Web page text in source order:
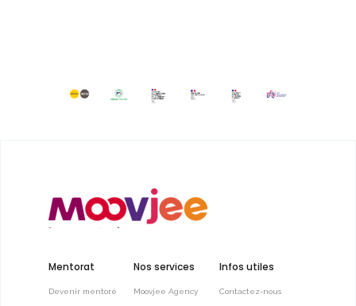
Mentorat
Devenir mentoré
Nos services
Moovjee Agency
Infos utiles
Contactez-nous